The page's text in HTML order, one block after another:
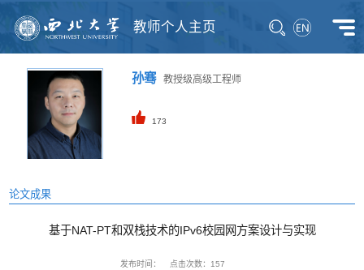
教师个人主页
孙骞教授级高级工程师
173
论文成果
基于NAT-PT和双栈技术的IPv6校园网方案设计与实现
发布时间： 点击次数： 157